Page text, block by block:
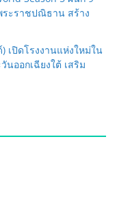
ระราชปณิธาน สร้าง
เปิดโรงงานแห่งใหม่ใน
ออกเฉียงใต้ เสริม